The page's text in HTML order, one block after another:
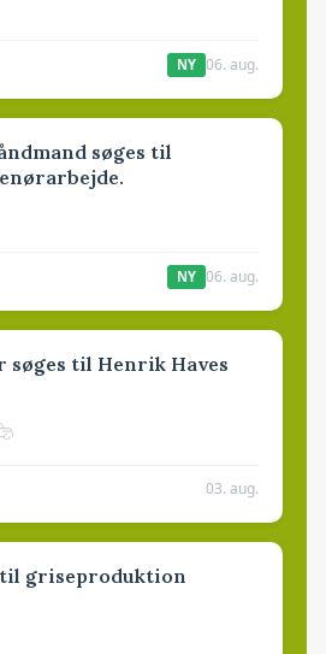
NY 06. aug.
søges til
NY 06. aug.
søges til Henrik Haves
03. aug.
griseproduktion